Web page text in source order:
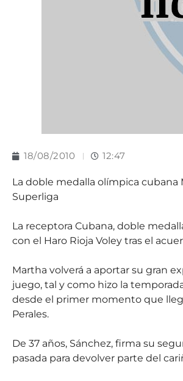
18/08/2010 12:47
La doble medalla olímpica cubana
Superliga
La receptora Cubana, doble
con el Haro Rioja Voley tras el
Martha volverá a aportar su gran
juego, tal y como hizo la
desde el primer momento que
Perales.
De 37 años, Sánchez, firma su
pasada para devolver parte del